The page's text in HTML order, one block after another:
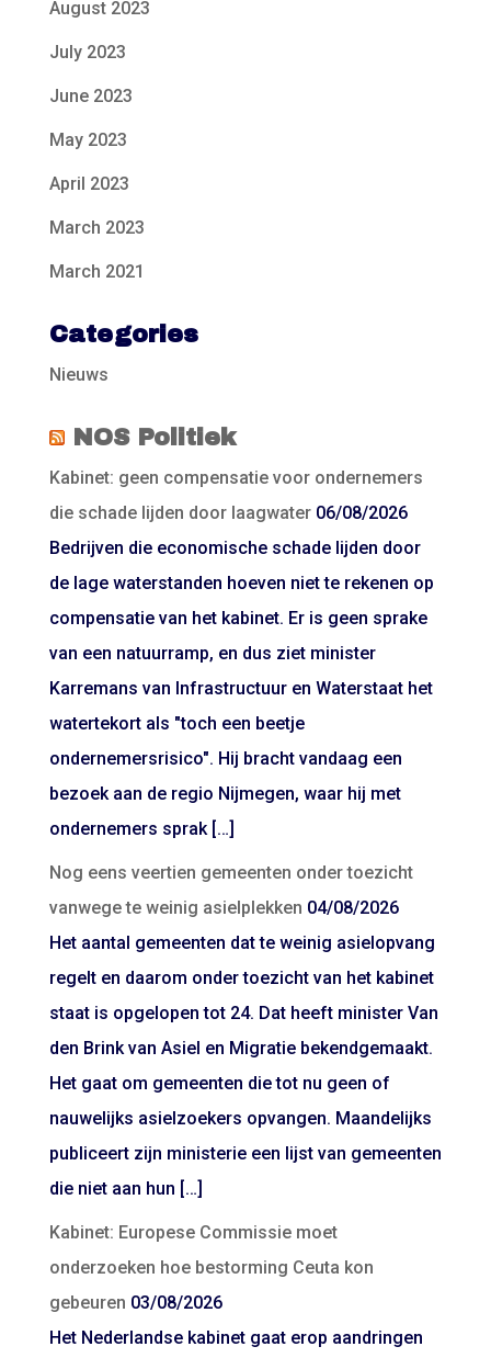
August 2023
July 2023
June 2023
May 2023
April 2023
March 2023
March 2021
Categories
Nieuws
NOS Politiek
Kabinet: geen compensatie voor ondernemers
die schade lijden door laagwater 06/08/2026
Bedrijven die economische schade lijden door
de lage waterstanden hoeven niet te rekenen op
compensatie van het kabinet. Er is geen sprake
van een natuurramp, en dus ziet minister
Karremans van Infrastructuur en Waterstaat het
watertekort als "toch een beetje
ondernemersrisico". Hij bracht vandaag een
bezoek aan de regio Nijmegen, waar hij met
ondernemers sprak […]
Nog eens veertien gemeenten onder toezicht
vanwege te weinig asielplekken 04/08/2026
Het aantal gemeenten dat te weinig asielopvang
regelt en daarom onder toezicht van het kabinet
staat is opgelopen tot 24. Dat heeft minister Van
den Brink van Asiel en Migratie bekendgemaakt.
Het gaat om gemeenten die tot nu geen of
nauwelijks asielzoekers opvangen. Maandelijks
publiceert zijn ministerie een lijst van gemeenten
die niet aan hun […]
Kabinet: Europese Commissie moet
onderzoeken hoe bestorming Ceuta kon
gebeuren 03/08/2026
Het Nederlandse kabinet gaat erop aandringen